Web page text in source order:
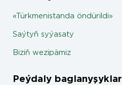
«Türkmenistanda öndürildi»
Saýtyň syýasaty
Biziň wezipämiz
Peýdaly baglanyşyklar